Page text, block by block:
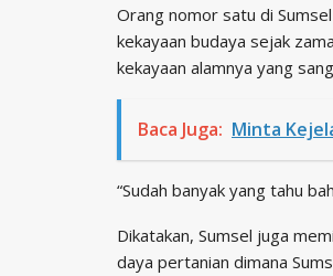
Orang nomor satu di
kekayaan budaya sejak
kekayaan alamnya yang
Baca Juga: Minta
“Sudah banyak yang tahu
Dikatakan, Sumsel juga
daya pertanian dimana